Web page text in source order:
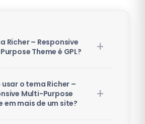
Richer – Responsive
Theme é GPL?
usar o tema Richer –
Multi-Purpose
em mais de um site?